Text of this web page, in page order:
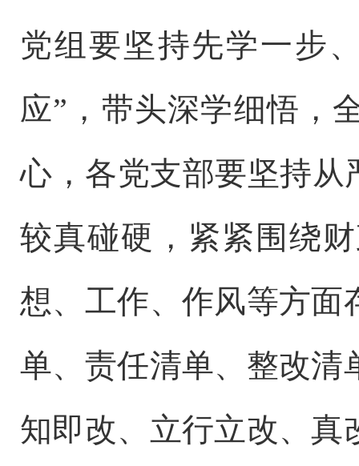
党组 要坚持先学一步
应”，带头深学细悟，
心，各党支部要坚持从
较真碰硬，紧紧围绕
想、工作、作风等方面
单、责任清单、整改清
知即改、立行立改、真